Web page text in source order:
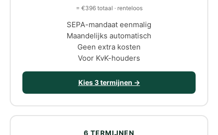
= €396 totaal · renteloos
SEPA-mandaat eenmalig
Maandelijks automatisch
Geen extra kosten
Voor KvK-houders
Kies 3 termijnen →
6 TERMIJNEN